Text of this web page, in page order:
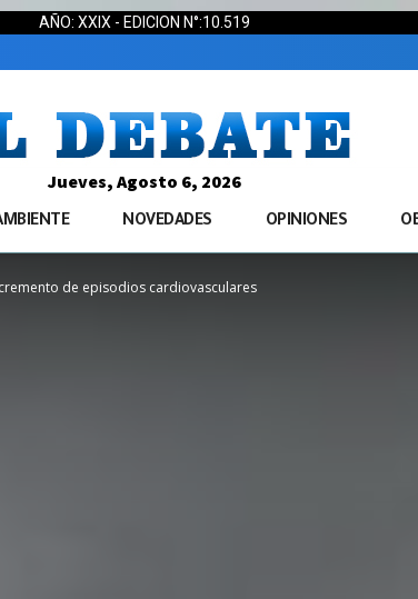
AÑO: XXIX - EDICION N°:10.519
Jueves, Agosto 6, 2026
NOVEDADES OPINIONES
de episodios cardiovasculares